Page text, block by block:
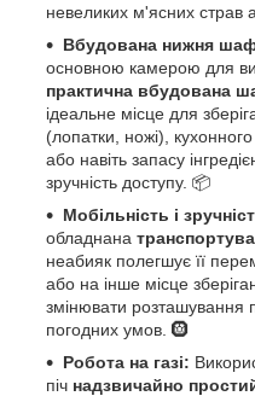
невеликих м'ясних страв
Вбудована нижня
основною камерою для
практична вбудована
ідеальне місце для
(лопатки, ножі),
або навіть запасу
зручність доступу. 📦
Мобільність і
обладнана
неабияк полегшує її
або на інше місце
змінювати розташування
погодних умов. 🛞
Робота на газі:
піч надзвичайно